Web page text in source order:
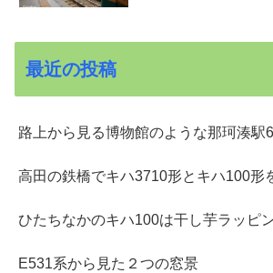
最近の投稿
路上から見る博物館のような那珂湊駅
高田の鉄橋でキハ3710形とキハ100形
ひたちなかのキハ100は干し芋ラッピ
E531系から見た２つの窓景